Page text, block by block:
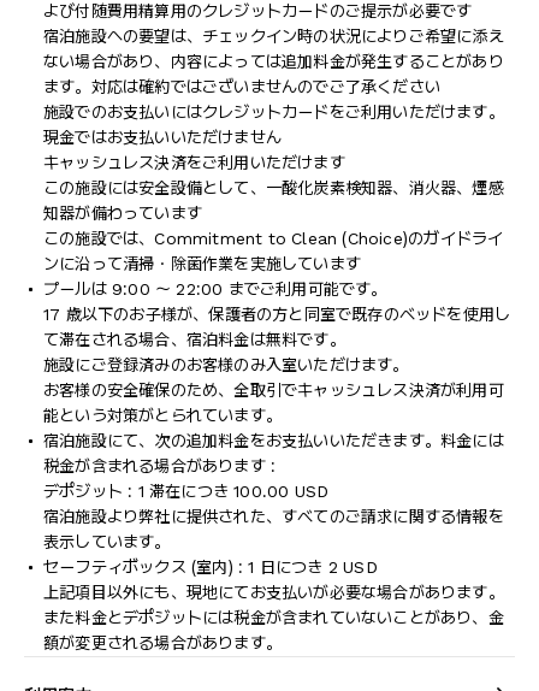
よび付随費用精算用のクレジットカードのご提示が必要です
宿泊施設への要望は、チェックイン時の状況によりご希望に添え
ない場合があり、内容によっては追加料金が発生することがあり
ます。対応は確約ではございませんのでご了承ください
施設でのお支払いにはクレジットカードをご利用いただけます。
現金ではお支払いいただけません
キャッシュレス決済をご利用いただけます
この施設には安全設備として、一酸化炭素検知器、消火器、煙感
知器が備わっています
この施設では、Commitment to Clean (Choice)のガイドライ
ンに沿って清掃・除菌作業を実施しています
プールは 9:00 ～ 22:00 までご利用可能です。
17 歳以下のお子様が、保護者の方と同室で既存のベッドを使用し
て滞在される場合、宿泊料金は無料です。
施設にご登録済みのお客様のみ入室いただけます。
お客様の安全確保のため、全取引でキャッシュレス決済が利用可
能という対策がとられています。
宿泊施設にて、次の追加料金をお支払いいただきます。料金には
税金が含まれる場合があります :
デポジット : 1 滞在につき 100.00 USD
宿泊施設より弊社に提供された、すべてのご請求に関する情報を
表示しています。
セーフティボックス (室内) : 1 日につき 2 USD
上記項目以外にも、現地にてお支払いが必要な場合があります。
また料金とデポジットには税金が含まれていないことがあり、金
額が変更される場合があります。